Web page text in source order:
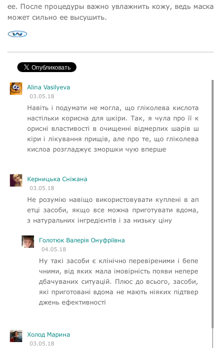
ее. После процедуры важно увлажнить кожу, ведь маска
может сильно ее высушить.
Alina Vasilyeva
03.05.18
Навіть і подумати не могла, що гліколева кислота
настільки корисна для шкіри. Так, я чула про її к
орисні властивості в очищенні відмерлих шарів ш
кіри і лікування прищів, але про те, що гліколева
кислоа розгладжує зморшки чую вперше
Керницька Сніжана
03.05.18
Не розумію навіщо використовувати куплені в ап
етці засоби, якщо все можна приготувати вдома,
з натуральних інгредієнтів і за низьку ціну
Голотюк Валерія Онуфріївна
04.05.18
Ну такі засоби є клінічно перевіреними і бепе
чними, від яких мала імовірність появи непере
дбачуваних ситуацій. Плюс до всього, засоби,
які приготовані вдома не мають ніяких підтвер
джень ефективності
Холод Марина
03.05.18